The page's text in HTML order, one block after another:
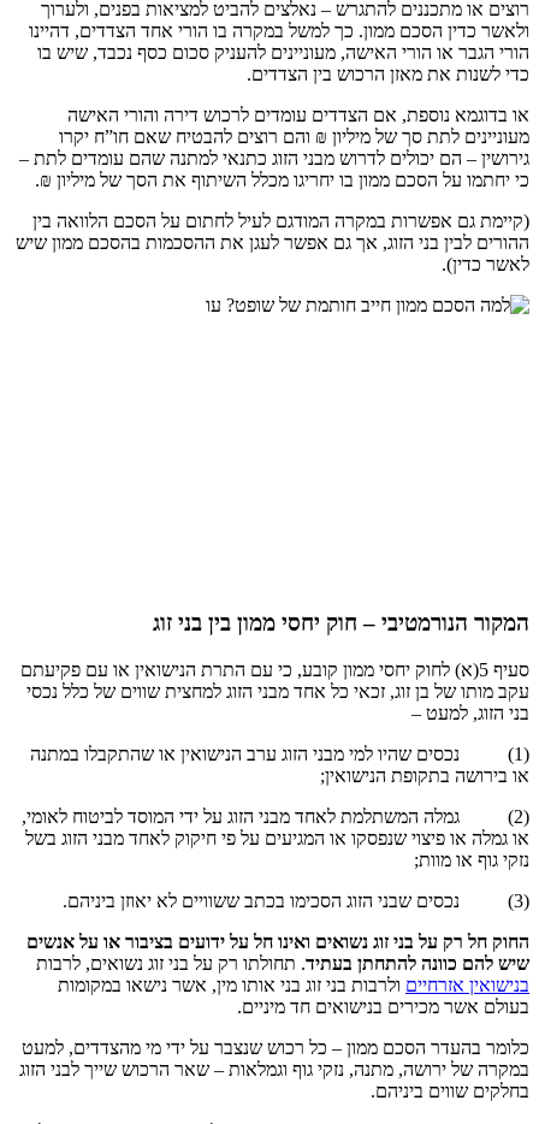
להתגרש – נאלצים להביט למציאות בפנים, ולערוך
הסכם ממון. כך למשל במקרה בו הורי אחד הצדדים, דהיינו
או הורי האישה, מעוניינים להעניק סכום כסף נכבד, שיש בו
את מאזן הרכוש בין הצדדים.
נוספת, אם הצדדים עומדים לרכוש דירה והורי האישה
לתת סך של מיליון ₪ והם רוצים להבטיח שאם חו”ח יקרו
הם יכולים לדרוש מבני הזוג כתנאי למתנה שהם עומדים לתת –
הסכם ממון בו יחריגו מכלל השיתוף את הסך של מיליון ₪.
אפשרות במקרה המודגם לעיל לחתום על הסכם הלוואה בין
בני הזוג, אך גם אפשר לעגן את ההסכמות בהסכם ממון שיש
– חוק יחסי ממון בין בני זוג
5(א) לחוק יחסי ממון קובע, כי עם התרת הנישואין או עם פקיעתם
בן זוג, זכאי כל אחד מבני הזוג למחצית שווים של כלל נכסי
–
שהיו למי מבני הזוג ערב הנישואין או שהתקבלו במתנה
בתקופת הנישואין;
המשתלמת לאחד מבני הזוג על ידי המוסד לביטוח לאומי,
פיצוי שנפסקו או המגיעים על פי חיקוק לאחד מבני הזוג בשל
מוות;
על בני זוג נשואים ואינו חל על ידועים בציבור או על אנשים
להתחתן בעתיד. תחולתו רק על בני זוג נשואים, לרבות
ולרבות בני זוג בני אותו מין, אשר נישאו במקומות
מכירים בנישואים חד מיניים.
הסכם ממון – כל רכוש שנצבר על ידי מי מהצדדים, למעט
מתנה, נזקי גוף וגמלאות – שאר הרכוש שייך לבני הזוג
ביניהם.